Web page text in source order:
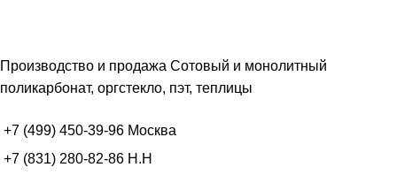
Производство и продажа Сотовый и монолитный
поликарбонат, оргстекло, пэт, теплицы
+7 (499) 450-39-96 Москва
+7 (831) 280-82-86 Н.Н